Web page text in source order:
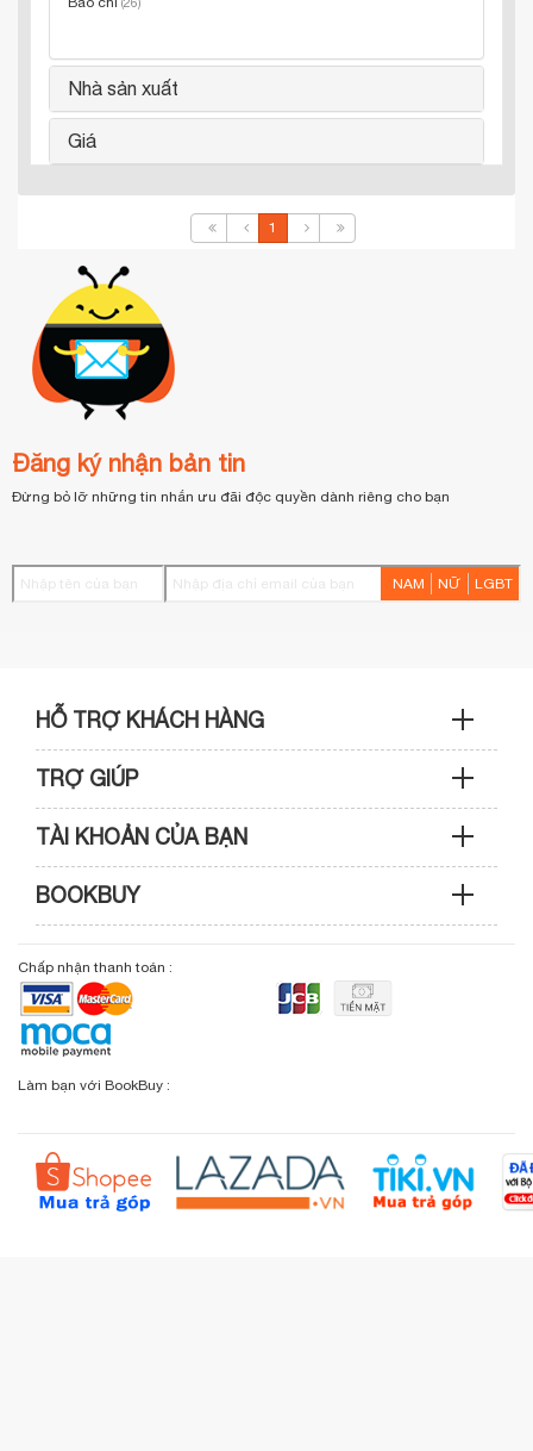
Nhà sản xuất
Giá
1
Đăng ký nhận bản tin
Đừng bỏ lỡ những tin nhắn ưu đãi độc quyền dành riêng cho bạn
NAM NỮ LGBT
HỖ TRỢ KHÁCH HÀNG
Sản phẩm & Đơn hàng: 0933 109 009
Kỹ thuật & Bảo hành: 0989 439 986
Điện thoại: (028) 3820 7153 (giờ hành chính)
Email: info@bookbuy.vn
Địa chỉ: 9 Lý Văn Phức, P. Tân Định, TP.HCM
Sơ đồ đường đi
TRỢ GIÚP
Hướng dẫn mua hàng
Phương thức vận chuyển
Chính sách đổi - trả
Câu hỏi thường gặp (FAQs)
TÀI KHOẢN CỦA BẠN
Cập nhật tài khoản
Giỏ hàng
Lịch sử giao dịch
Kiểm tra đơn hàng
BOOKBUY
Giới thiệu bookbuy.vn
BookBuy trên Facebook
Liên hệ BookBuy
Đặt hàng theo yêu cầu
Chấp nhận thanh toán :
Làm bạn với BookBuy :